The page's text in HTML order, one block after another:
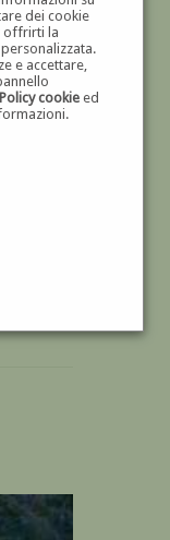
dei cookie
offrirti la
e accettare,
Policy cookieed